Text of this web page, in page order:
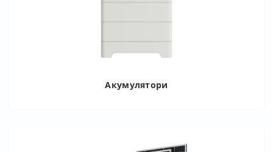
Акумулятори